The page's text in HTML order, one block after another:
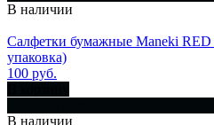
В наличии
Салфетки бумажные Maneki RED
упаковка)
100 руб.
В наличии